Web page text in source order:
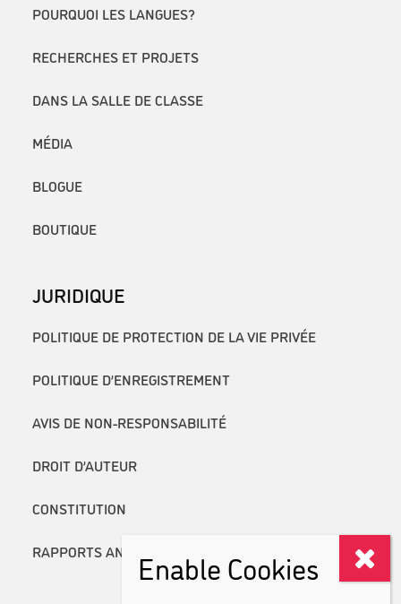
POURQUOI LES LANGUES?
RECHERCHES ET PROJETS
DANS LA SALLE DE CLASSE
MÉDIA
BLOGUE
BOUTIQUE
JURIDIQUE
POLITIQUE DE PROTECTION DE LA VIE PRIVÉE
POLITIQUE D’ENREGISTREMENT
AVIS DE NON-RESPONSABILITÉ
DROIT D’AUTEUR
CONSTITUTION
RAPPORTS ANNUELSEnable Cookies